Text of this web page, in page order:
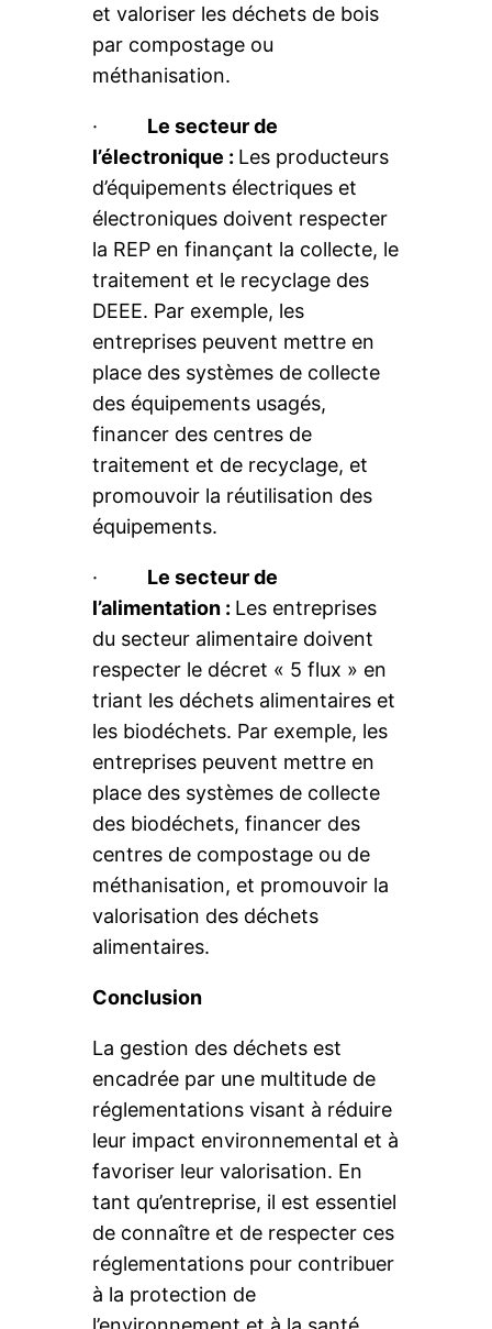
et valoriser les déchets de bois
par compostage ou
méthanisation.
· Le secteur de
l’électronique : Les producteurs
d’équipements électriques et
électroniques doivent respecter
la REP en finançant la collecte, le
traitement et le recyclage des
DEEE. Par exemple, les
entreprises peuvent mettre en
place des systèmes de collecte
des équipements usagés,
financer des centres de
traitement et de recyclage, et
promouvoir la réutilisation des
équipements.
· Le secteur de
l’alimentation : Les entreprises
du secteur alimentaire doivent
respecter le décret « 5 flux » en
triant les déchets alimentaires et
les biodéchets. Par exemple, les
entreprises peuvent mettre en
place des systèmes de collecte
des biodéchets, financer des
centres de compostage ou de
méthanisation, et promouvoir la
valorisation des déchets
alimentaires.
Conclusion
La gestion des déchets est
encadrée par une multitude de
réglementations visant à réduire
leur impact environnemental et à
favoriser leur valorisation. En
tant qu’entreprise, il est essentiel
de connaître et de respecter ces
réglementations pour contribuer
à la protection de